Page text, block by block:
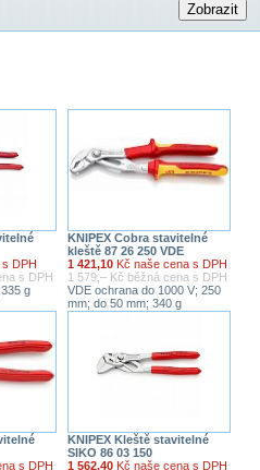
DPH
s DPH
g
KNIPEX Cobra stavitelné
kleště 87 26 250 VDE
1 421,10 Kč naše cena s DPH
1 579,– Kč běžná cena s DPH
VDE ochrana do 1000 V; 250
mm; do 50 mm; 340 g
s DPH
KNIPEX Kleště stavitelné
SIKO 86 03 150
1 562,40 Kč naše cena s DPH